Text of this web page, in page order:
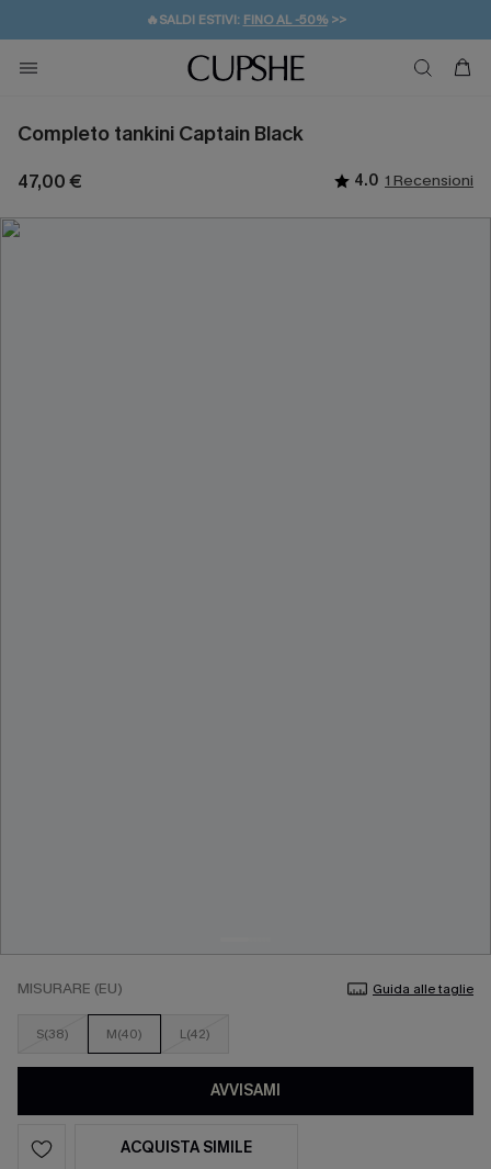
🔥SALDI ESTIVI: FINO AL -50%>>
🚚SPEDIZIONE GRATUITA DA 49€
💌REGALO PER I NUOVI: 20% DI SCONTO*
Completo tankini Captain Black
47,00 € 4.0 1 Recensioni
MISURARE (EU) Guida alle taglie
S(38) M(40) L(42)
AVVISAMI
ACQUISTA SIMILE